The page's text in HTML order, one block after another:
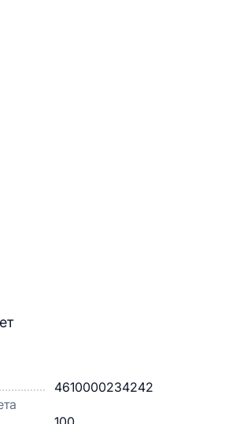
4610000234242